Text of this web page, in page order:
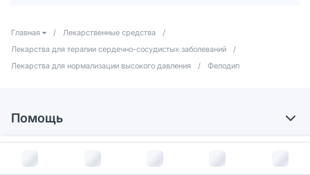
В корзину за
Главная / Лекарственные средства
/
Лекарства для терапии сердечно-сосудистых заболеваний
/
Лекарства для нормализации высокого давления
/ Фелодип
Помощь
Доставка
Самовывоз из аптек
ЕАПТЕКА